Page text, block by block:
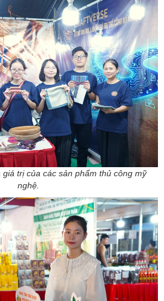
trị của các sản phẩm thủ công mỹ
nghệ.